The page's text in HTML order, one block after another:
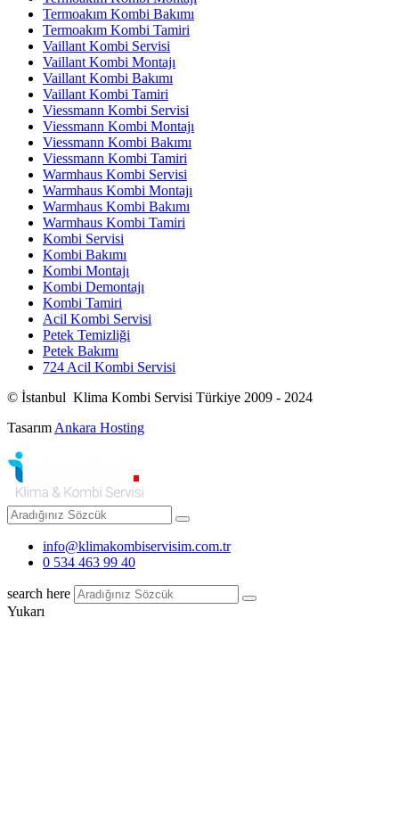
Termoakım Kombi Bakımı
Termoakım Kombi Tamiri
Vaillant Kombi Servisi
Vaillant Kombi Montajı
Vaillant Kombi Bakımı
Vaillant Kombi Tamiri
Viessmann Kombi Servisi
Viessmann Kombi Montajı
Viessmann Kombi Bakımı
Viessmann Kombi Tamiri
Warmhaus Kombi Servisi
Warmhaus Kombi Montajı
Warmhaus Kombi Bakımı
Warmhaus Kombi Tamiri
Kombi Servisi
Kombi Bakımı
Kombi Montajı
Kombi Demontajı
Kombi Tamiri
Acil Kombi Servisi
Petek Temizliği
Petek Bakımı
724 Acil Kombi Servisi
© İstanbul Klima Kombi Servisi Türkiye 2009 - 2024
TasarımAnkara Hosting
info@klimakombiservisim.com.tr
0 534 463 99 40
search here
Yukarı